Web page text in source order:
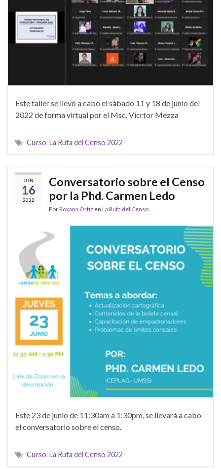
Este taller se llevó a cabo el sábado 11 y 18 de junio del
2022 de forma virtual por el Msc. Vicrtor Mezza
Curso, La Ruta del Censo 2022
JUN
16
2022
Conversatorio sobre el Censo
por la Phd. Carmen Ledo
PorRoxana Ortiz en La Ruta del Censo
Este 23 de junio de 11:30am a 1:30pm, se llevará a cabo
el conversatorio sobre el censo.
Curso, La Ruta del Censo 2022